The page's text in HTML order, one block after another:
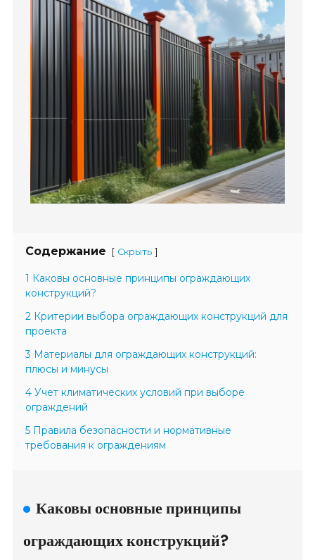
Содержание [ Скрыть ]
1 Каковы основные принципы ограждающих
конструкций?
2 Критерии выбора ограждающих конструкций для
проекта
3 Материалы для ограждающих конструкций:
плюсы и минусы
4 Учет климатических условий при выборе
ограждений
5 Правила безопасности и нормативные
требования к ограждениям
Каковы основные принципы
ограждающих конструкций?